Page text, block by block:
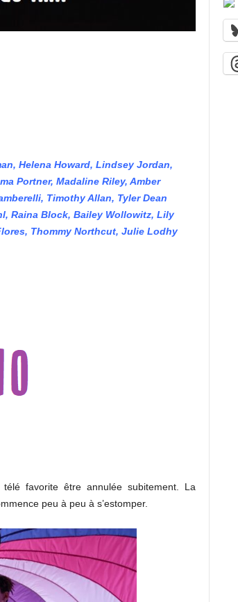
Helena Howard, Lindsey Jordan,
Portner, Madaline Riley, Amber
Timothy Allan, Tyler Dean
Raina Block, Bailey Wollowitz, Lily
Thommy Northcut, Julie Lodhy
favorite être annulée subitement. La
peu à peu à s’estomper.